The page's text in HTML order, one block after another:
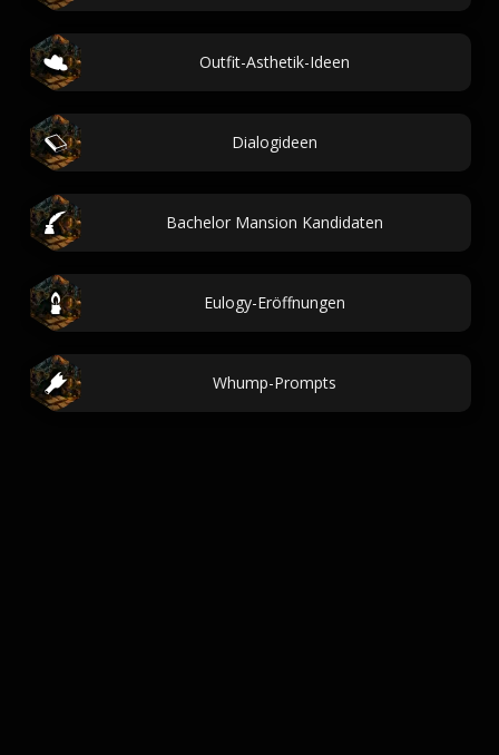
Outfit-Asthetik-Ideen
Dialogideen
Bachelor Mansion Kandidaten
Eulogy-Eröffnungen
Whump-Prompts